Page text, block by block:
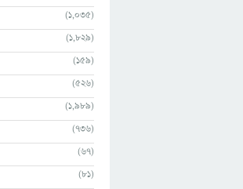
(1,035)
(1,829)
(159)
(526)
(1,989)
(736)
(67)
(81)